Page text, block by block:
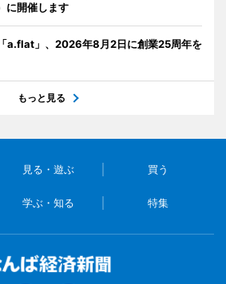
に開催します
a.flat」、2026年8月2日に創業25周年を
もっと見る
見る・遊ぶ 買う
学ぶ・知る 特集